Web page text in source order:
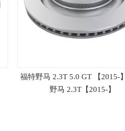
福特野马 2.3T 5.0 GT 【2015-
野马 2.3T【2015-】